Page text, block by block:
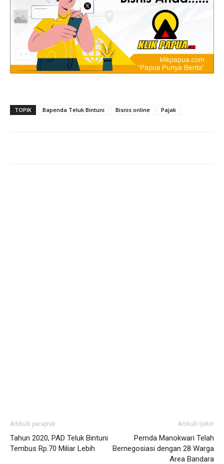
TOPIK Bapenda Teluk Bintuni Bisnis online Pajak
Artikulli paraprak
Tahun 2020, PAD Teluk Bintuni
Tembus Rp.70 Miliar Lebih
Artikulli tjetër
Pemda Manokwari Telah
Bernegosiasi dengan 28 Warga
Area Bandara